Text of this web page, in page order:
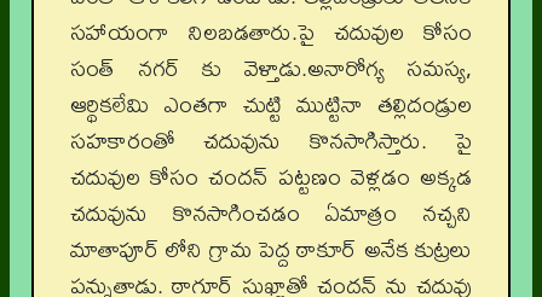
సహాయంగా నిలబడతారు.పై చదువుల కోసం
సంత్ నగర్ కు వెళ్తాడు.అనారోగ్య సమస్య,
ఆర్థికలేమి ఎంతగా చుట్టి ముట్టినా తల్లిదండ్రుల
సహకారంతో చదువును కొనసాగిస్తారు. పై
చదువుల కోసం చందన్ పట్టణం వెళ్లడం అక్కడ
చదువును కొనసాగించడం ఏమాత్రం నచ్చని
మాతాపూర్ లోని గ్రామ పెద్ద ఠాకూర్ అనేక కుట్రలు
పన్నుతాడు. ఠాగూర్ సుఖ్ఖాతో చందన్‌ ను చదువు